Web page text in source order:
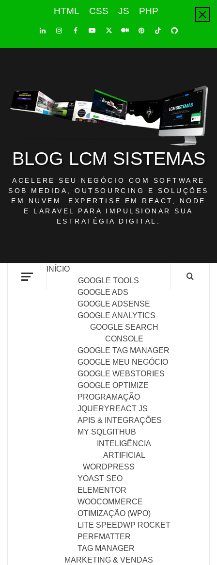
HTML CSS JS PHP
LinkedInInstagramFacebookYoutube
X PinterestTiktokGithub
BLOG LCM SISTEMAS
ACELERE SEU NEGÓCIO COM SOFTWARE
SOB MEDIDA, OUTSOURCING E SOLUÇÕES
EM NUVEM. EXPERTISE EM REACT, NODE
E LARAVEL PARA IMPULSIONAR SUA
ESTRATÉGIA DIGITAL.
INÍCIO
GOOGLE TOOLS
GOOGLE ADS
GOOGLE ADSENSE
GOOGLE ANALYTICS
GOOGLE SEARCH
CONSOLE
GOOGLE TAG MANAGER
GOOGLE MEU NEGÓCIO
GOOGLE WEBSTORIES
GOOGLE OPTIMIZE
PROGRAMAÇÃO
JQUERYREACT JS
APIS & INTEGRAÇÕES
MY SQLGITHUB
INTELIGÊNCIA
ARTIFICIAL
WORDPRESS
YOAST SEO
ELEMENTOR
WOOCOMMERCE
OTIMIZAÇÃO (WPO)
LITE SPEEDWP ROCKET
PERFMATTER
TAG MANAGER
MARKETING & VENDAS